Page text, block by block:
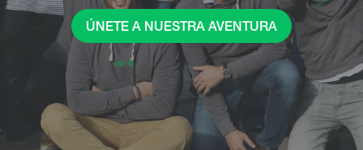
ÚNETE A NUESTRA AVENTURA